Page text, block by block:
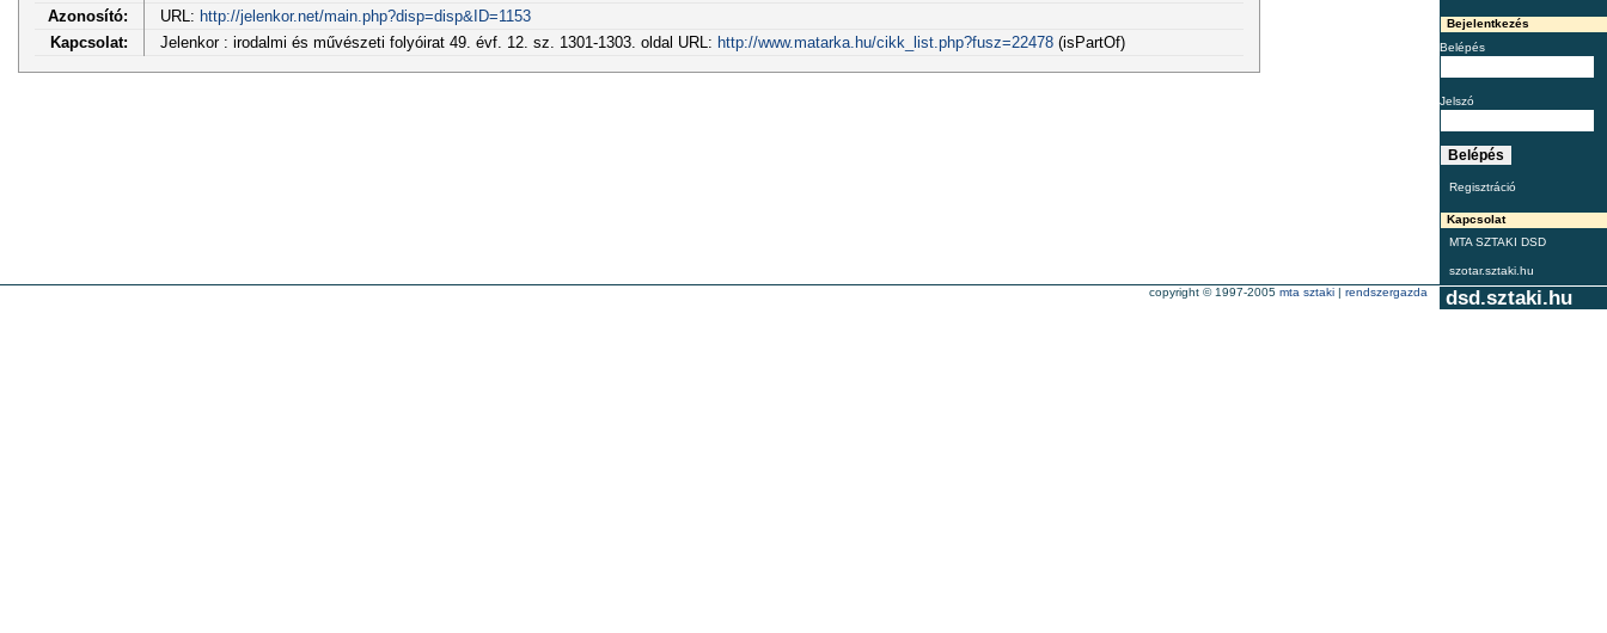
Bejelentkezés
Belépés
Jelszó
Regisztráció
Kapcsolat
MTA SZTAKI DSD
szotar.sztaki.hu
Azonosító:
URL: http://jelenkor.net/main.php?disp=disp&ID=1153
Kapcsolat:
Jelenkor : irodalmi és művészeti folyóirat 49. évf. 12. sz. 1301-1303. oldal URL: http://www.matarka.hu/cikk_list.php?fusz=22478(isPartOf)
dsd.sztaki.hu
copyright © 1997-2005 mta sztaki | rendszergazda